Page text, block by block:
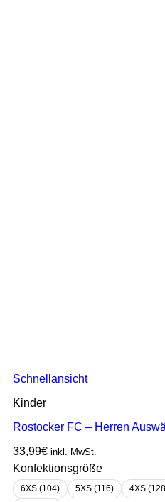
Schnellansicht
Kinder
Rostocker FC – Herren
33,99€ inkl. MwSt.
Konfektionsgröße
6XS (104) 5XS (116) 4XS